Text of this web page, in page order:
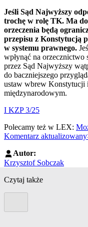
Jeśli Sąd Najwyższy
trochę w rolę TK. Ma
orzeczenia będą
przepisu z Konstytucją
w systemu prawnego.
wpłynąć na orzecznictwo
przez Sąd Najwyższy
do baczniejszego
ustaw wbrew
międzynarodowym.
I KZP 3/25
Polecamy też w LEX:
Komentarz
Autor:
Krzysztof Sobczak
Czytaj także